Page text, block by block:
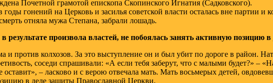
Почетной грамотой епископа Скопинского Игнатия (Садковского).
гонений на Церковь и засилья советской власти осталась вне партии
отняла мужа Степана, забрали лошадь.
результате произвола властей, не побоялась занять активную
и против колхозов. За это выступление он и был убит по дороге в район.
соседи спрашивали: «А если тебя заберут, что с малыми будет?» –
– ласково и с верою отвечала мать. Мать восьмерых детей,
в деле защиты Православной Церкви.